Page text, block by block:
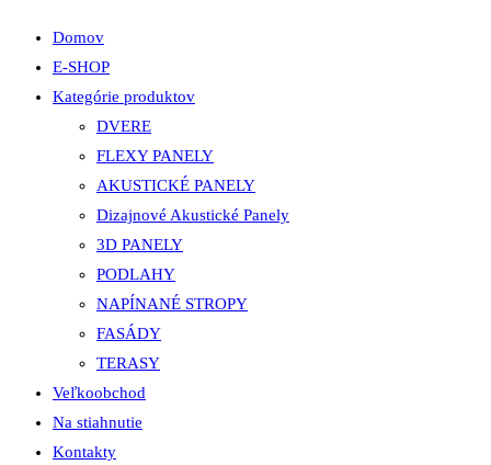
Domov
E-SHOP
Kategórie produktov
DVERE
FLEXY PANELY
AKUSTICKÉ PANELY
Dizajnové Akustické Panely
3D PANELY
PODLAHY
NAPÍNANÉ STROPY
FASÁDY
TERASY
Veľkoobchod
Na stiahnutie
Kontakty